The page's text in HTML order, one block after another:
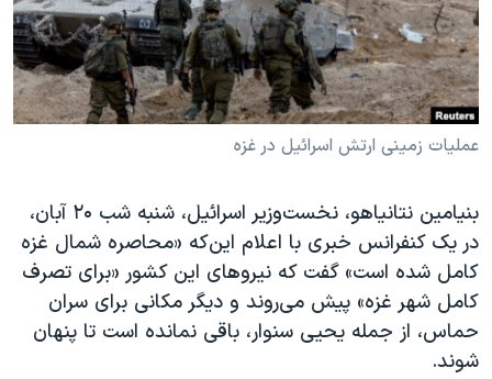
فرهنگ و زندگی
حقوق شهروندی
اقتصادی
علم و فناوری
گالری عکس
آرشیو پخش زنده
مستندها
انتخابات ریاست جمهوری آمریکا ۲۰۲۴
حمله جمهوری اسلامی به اسرائیل
رمز مهسا
اعتراضات زن، زندگی، آزادی
مجموعه مستندهای دادخواهی
تریبونال مردمی آبان ۹۸
دادگاه حمید نوری
دنبال کنید
عملیات زمینی ارتش اسرائیل در غزه
بنیامین نتانیاهو، نخست‌وزیر اسرائیل، شنبه شب ۲۰ آبان،
در یک کنفرانس خبری با اعلام این‌که «محاصره شمال غزه
کامل شده است» گفت که نیروهای این کشور «برای تصرف
کامل شهر غزه» پیش می‌روند و دیگر مکانی برای سران
حماس، از جمله یحیی سنوار، باقی نمانده است تا پنهان
شوند.